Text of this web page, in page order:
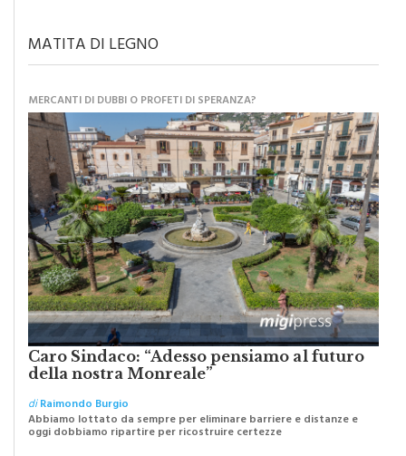
MATITA DI LEGNO
MERCANTI DI DUBBI O PROFETI DI SPERANZA?
Caro Sindaco: “Adesso pensiamo al futuro
della nostra Monreale”
diRaimondo Burgio
Abbiamo lottato da sempre per eliminare barriere e distanze e
oggi dobbiamo ripartire per ricostruire certezze